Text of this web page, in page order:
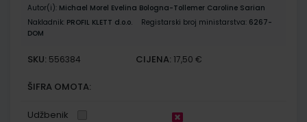
Autor(i): Michael Morel Evelina Bologna-Tollemer Caroline Sarian
Nakladnik: PROFIL KLETT d.o.o. Registarski broj ministarstva: 6267-
DOM
SKU: 556384 CIJENA: 17,50 €
ŠIFRA OMOTA:
Udžbenik